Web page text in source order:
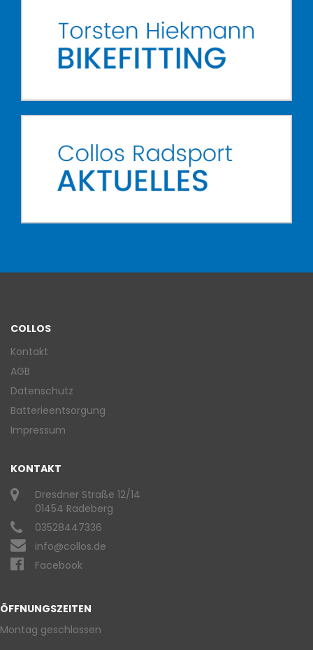
COLLOS
Kontakt
AGB
Datenschutz
Batterieentsorgung
Impressum
KONTAKT
Dresdner Straße 12/14
01454 Radeberg
03528447336
info@collos.de
Facebook
ÖFFNUNGSZEITEN
Montag geschlossen